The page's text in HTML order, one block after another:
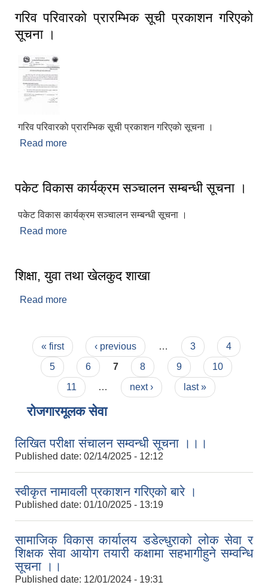
गरिव परिवारकाे प्रारम्भिक सूची प्रकाशन गरिएकाे
सूचना ।
गरिव परिवारकाे प्रारम्भिक सूची प्रकाशन गरिएकाे सूचना ।
Read more
पकेट विकास कार्यक्रम सञ्चालन सम्बन्धी सूचना ।
पकेट विकास कार्यक्रम सञ्चालन सम्बन्धी सूचना ।
Read more
शिक्षा, युवा तथा खेलकुद शाखा
Read more
Pages
« first ‹ previous … 3
4
5
6 7 8 9
10
11
… next › last »
रोजगारमूलक सेवा
लिखित परीक्षा संचालन सम्वन्धी सूचना ।।।
Published date: 02/14/2025 - 12:12
स्वीकृत नामावली प्रकाशन गरिएको बारे ।
Published date: 01/10/2025 - 13:19
सामाजिक विकास कार्यालय डडेल्धुराको लोक सेवा र
शिक्षक सेवा आयोग तयारी कक्षामा सहभागीहुने सम्वन्धि
सूचना ।।
Published date: 12/01/2024 - 19:31